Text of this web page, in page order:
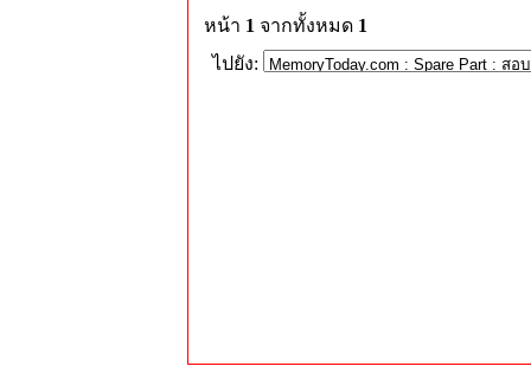
หน้า 1 จากทั้งหมด 1
ไปยัง: